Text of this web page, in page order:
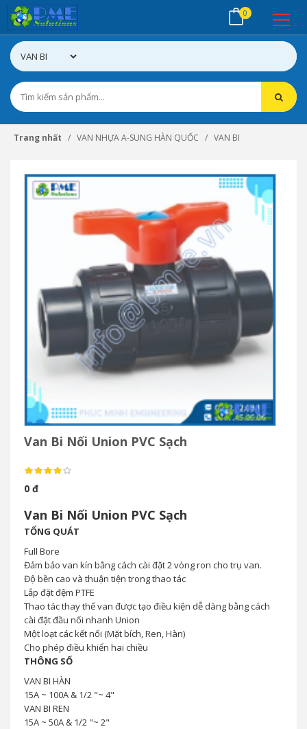
0
Trang nhất VAN NHỰA A-SUNG HÀN QUỐC VAN BI
Van Bi Nối Union PVC Sạch
0 đ
Van Bi Nối Union PVC Sạch
TỔNG QUÁT
Full Bore
Đảm bảo van kín bằng cách cài đặt 2 vòng ron cho trụ van.
Độ bền cao và thuận tiện trong thao tác
Lắp đặt đệm PTFE
Thao tác thay thế van được tạo điều kiện dễ dàng bằng cách
cài đặt đầu nối nhanh Union
Một loạt các kết nối (Mặt bích, Ren, Hàn)
Cho phép điều khiển hai chiều
THÔNG SỐ
VAN BI HÀN
15A ~ 100A & 1/2 "~ 4"
VAN BI REN
15A ~ 50A & 1/2 "~ 2"